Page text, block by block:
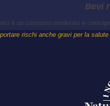
Bevi
è un consumo moderato e
rischi anche gravi per la